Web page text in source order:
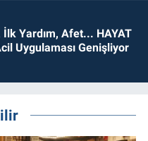
İlk Yardım, Afet... HAYAT
Uygulaması Genişliyor